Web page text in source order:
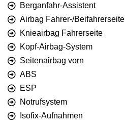
Berganfahr-Assistent
Airbag Fahrer-/Beifahrerseite
Knieairbag Fahrerseite
Kopf-Airbag-System
Seitenairbag vorn
ABS
ESP
Notrufsystem
Isofix-Aufnahmen